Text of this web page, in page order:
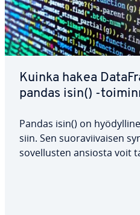
Kuinka hakea
pandas isin() -
Pandas isin() on
siin. Sen suo­ra­vii­vai­sen
so­vel­lus­ten ansiosta voit